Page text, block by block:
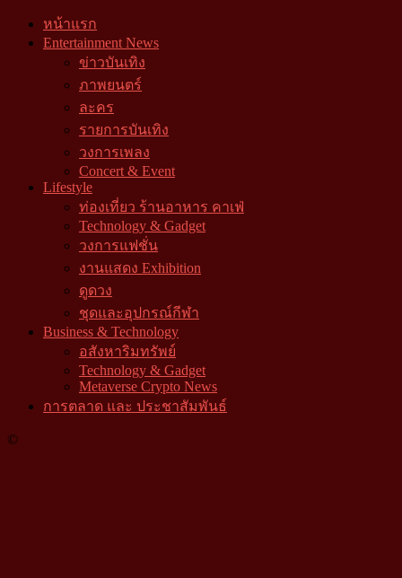
หน้าแรก
Entertainment News
ข่าวบันเทิง
ภาพยนตร์
ละคร
รายการบันเทิง
วงการเพลง
Concert & Event
Lifestyle
ท่องเที่ยว ร้านอาหาร คาเฟ่
Technology & Gadget
วงการแฟชั่น
งานแสดง Exhibition
ดูดวง
ชุดและอุปกรณ์กีฬา
Business & Technology
อสังหาริมทรัพย์
Technology & Gadget
Metaverse Crypto News
การตลาด และ ประชาสัมพันธ์
©